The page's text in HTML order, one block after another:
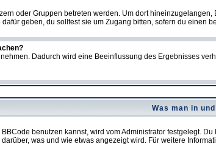
oder Gruppen betreten werden. Um dort
geben, du solltest sie um Zugang bitten, sofern du einen
Dadurch wird eine Beeinflussung des Ergebnisses
Was man in
benutzen kannst, wird vom Administrator festgelegt.
was und wie etwas angezeigt wird. Für weitere